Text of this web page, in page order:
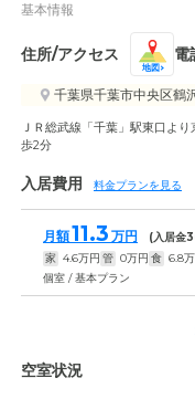
基本情報
住所/アクセス
地図
電
千葉県千葉市中央区鶴
ＪＲ総武線「千葉」駅東口よ
歩2分
入居費用 料金プランを見る
月額11.3 万円 (入居金
家 4.6万円 管 0万円 食 6.8
個室 / 基本プラン
空室状況